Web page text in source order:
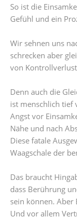
So ist die
Gefühl und ein
Wir sehnen uns
schrecken aber
von
Denn auch die
ist menschlich tief
Angst vor
Nähe und nach
Diese fatale
Waagschale der
Das braucht
dass Berührung
sein können. Aber
Und vor allem